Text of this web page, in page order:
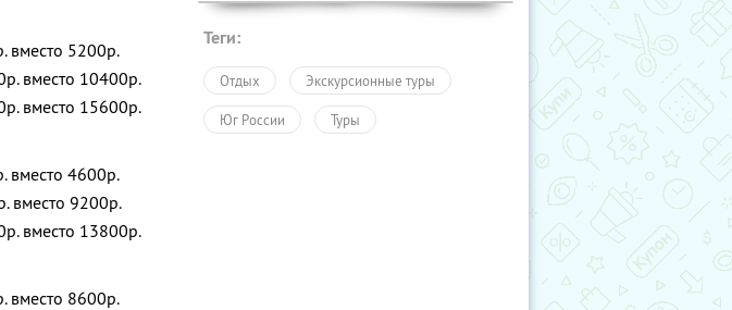
вместо 5200р.
вместо 10400р.
вместо 15600р.
вместо 4600р.
вместо 9200р.
вместо 13800р.
вместо 8600р.
Теги:
Отдых Экскурсионные туры
Юг России Туры